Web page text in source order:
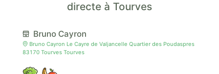
directe à Tourves
Bruno Cayron
Bruno Cayron Le Cayre de Valjancelle Quartier des Poudaspres
83170 Tourves Tourves